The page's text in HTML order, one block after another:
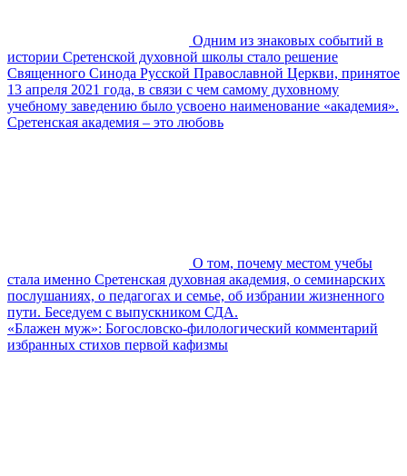
Одним из знаковых событий в
истории Сретенской духовной школы стало решение
Священного Синода Русской Православной Церкви, принятое
13 апреля 2021 года, в связи с чем самому духовному
учебному заведению было усвоено наименование «академия».
Сретенская академия – это любовь
О том, почему местом учебы
стала именно Сретенская духовная академия, о семинарских
послушаниях, о педагогах и семье, об избрании жизненного
пути. Беседуем с выпускником СДА.
«Блажен муж»: Богословско-филологический комментарий
избранных стихов первой кафизмы